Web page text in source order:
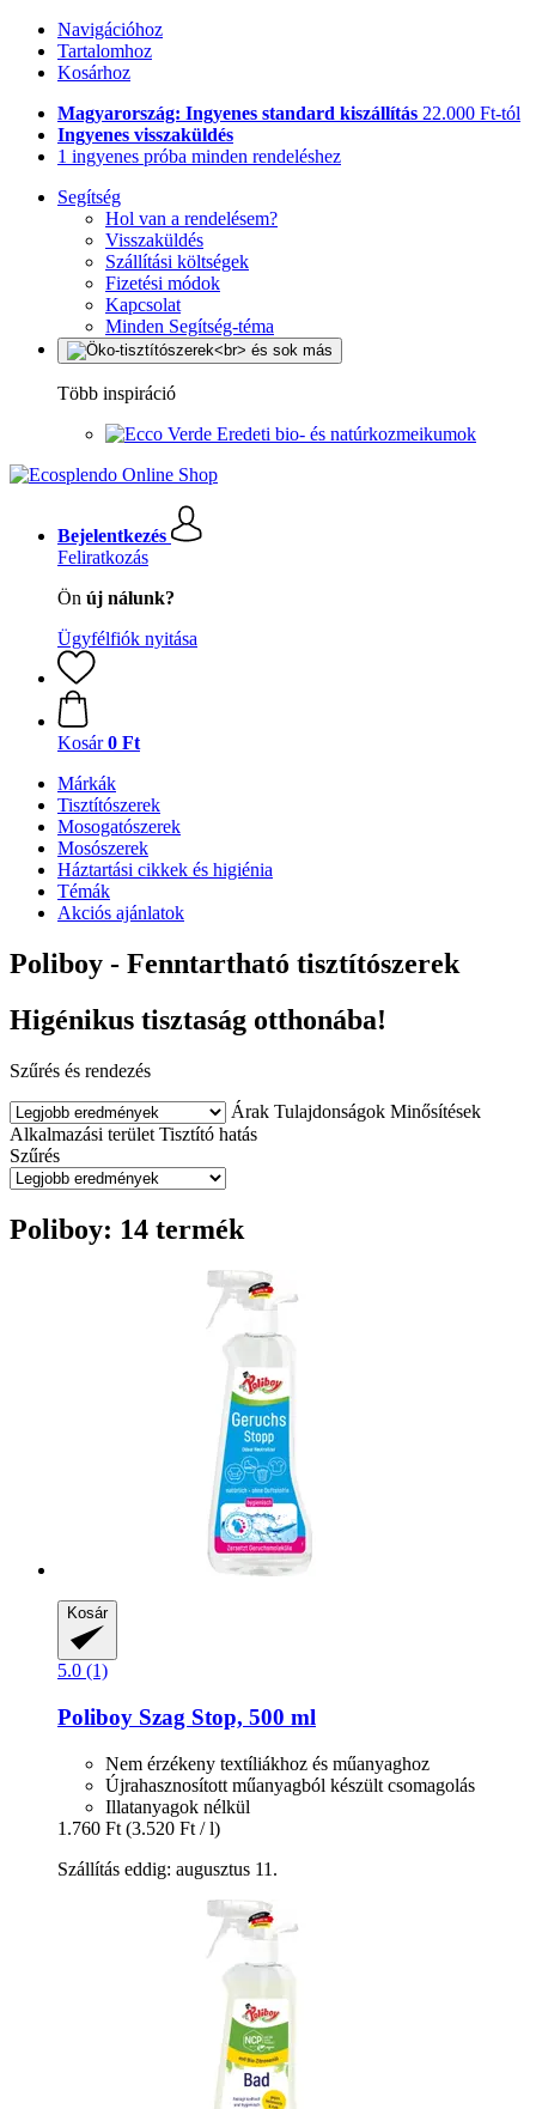
Navigációhoz
Tartalomhoz
Kosárhoz
Magyarország: Ingyenes standard kiszállítás 22.000 Ft-tól
Ingyenes visszaküldés
1 ingyenes próba minden rendeléshez
Segítség
Hol van a rendelésem?
Visszaküldés
Szállítási költségek
Fizetési módok
Kapcsolat
Minden Segítség-téma
Több inspiráció
Eredeti bio- és natúrkozmeikumok
Bejelentkezés
Feliratkozás
Ön új nálunk?
Ügyfélfiók nyitása
Kosár 0 Ft
Márkák
Tisztítószerek
Mosogatószerek
Mosószerek
Háztartási cikkek és higiénia
Témák
Akciós ajánlatok
Poliboy - Fenntartható tisztítószerek
Higénikus tisztaság otthonába!
Szűrés és rendezés
Árak Tulajdonságok Minősítések
Alkalmazási terület Tisztító hatás
Szűrés
Poliboy: 14 termék
Kosár
5.0 (1)
Poliboy Szag Stop, 500 ml
Nem érzékeny textíliákhoz és műanyaghoz
Újrahasznosított műanyagból készült csomagolás
Illatanyagok nélkül
1.760 Ft (3.520 Ft / l)
Szállítás eddig: augusztus 11.